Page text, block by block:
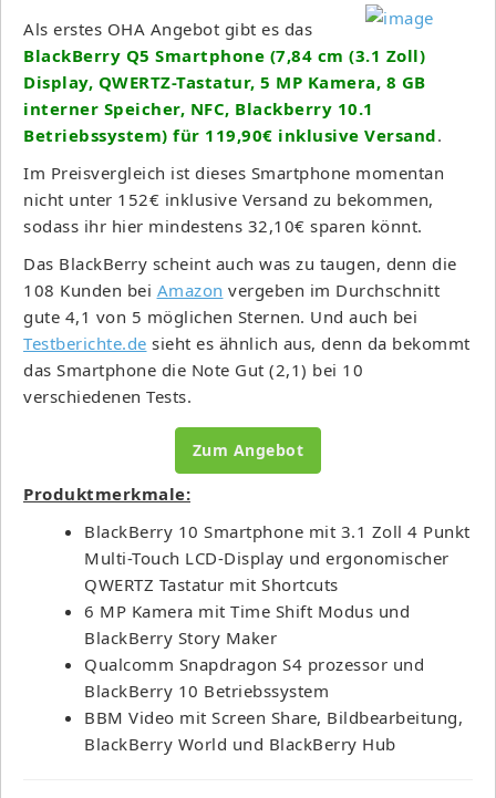
Als erstes OHA Angebot gibt es das
BlackBerry Q5 Smartphone (7,84 cm (3.1 Zoll)
Display, QWERTZ-Tastatur, 5 MP Kamera, 8 GB
interner Speicher, NFC, Blackberry 10.1
Betriebssystem) für 119,90€ inklusive Versand.
Im Preisvergleich ist dieses Smartphone momentan
nicht unter 152€ inklusive Versand zu bekommen,
sodass ihr hier mindestens 32,10€ sparen könnt.
Das BlackBerry scheint auch was zu taugen, denn die
108 Kunden bei Amazon vergeben im Durchschnitt
gute 4,1 von 5 möglichen Sternen. Und auch bei
Testberichte.de sieht es ähnlich aus, denn da bekommt
das Smartphone die Note Gut (2,1) bei 10
verschiedenen Tests.
Zum Angebot
Produktmerkmale:
BlackBerry 10 Smartphone mit 3.1 Zoll 4 Punkt
Multi-Touch LCD-Display und ergonomischer
QWERTZ Tastatur mit Shortcuts
6 MP Kamera mit Time Shift Modus und
BlackBerry Story Maker
Qualcomm Snapdragon S4 prozessor und
BlackBerry 10 Betriebssystem
BBM Video mit Screen Share, Bildbearbeitung,
BlackBerry World und BlackBerry Hub